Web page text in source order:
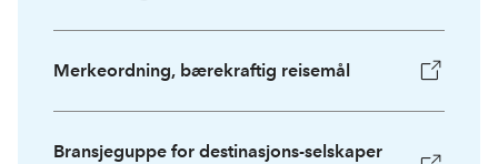
Merkeordning, bærekraftig reisemål
Bransjeguppe for destinasjons-selskaper